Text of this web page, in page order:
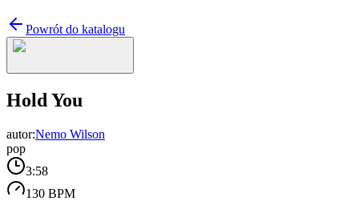
Powrót do katalogu
Hold You
autor:Nemo Wilson
pop
3:58
130 BPM